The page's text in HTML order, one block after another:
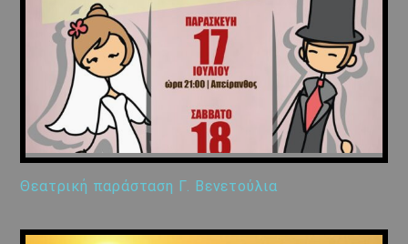
Θεατρική παράσταση Γ. Βενετούλια